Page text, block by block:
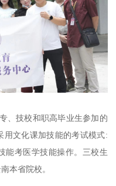
、技校和职高毕业生参加的
用文化课加技能的考试模式:
能考医学技能操作。三校生
本省院校。